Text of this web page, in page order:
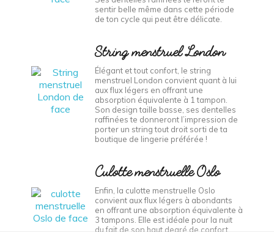
String menstruel London
aux flux légers en offrant une
absorption équivalente à 1 tampon.
Son design taille basse, ses dentelles
raffinées te donneront l’impression de
porter un string tout droit sorti de ta
boutique de lingerie préférée !
Culotte menstruelle Oslo
en offrant une absorption équivalente à
3 tampons. Elle est idéale pour la nuit
du fait de son haut degré de confort
mais peut tout aussi bien se porter la
journée.